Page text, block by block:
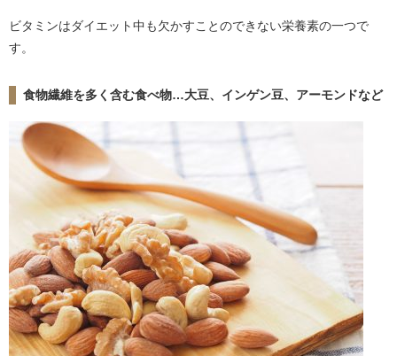
ビタミンはダイエット中も欠かすことのできない栄養素の一つで
す。
食物繊維を多く含む食べ物…大豆、インゲン豆、アーモンドなど